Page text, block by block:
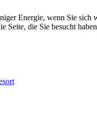
Energie, wenn Sie sich
Seite, die Sie besucht